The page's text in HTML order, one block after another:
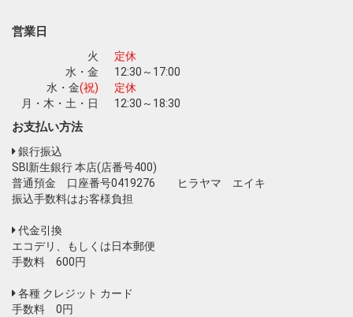
お買い物を続ける
営業日
火
定休
水・金
12:30～17:00
水・金(祝)
定休
月・木・土・日
12:30～18:30
お支払い方法
銀行振込
SBI新生銀行 本店(店番号400)
普通預金 口座番号0419276 ヒラヤマ エイキ
振込手数料はお客様負担
代金引換
エコデリ、もしくは日本郵便
手数料 600円
各種 クレジット カード
手数料 0円